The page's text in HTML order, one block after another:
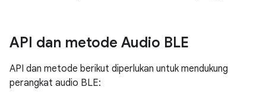
API dan metode Audio BLE
API dan metode berikut diperlukan untuk mendukung
perangkat audio BLE: